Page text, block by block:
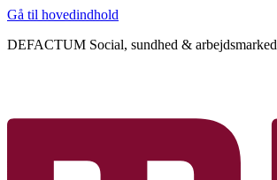
Gå til hovedindhold
DEFACTUM Social, sundhed & arbejdsmarked